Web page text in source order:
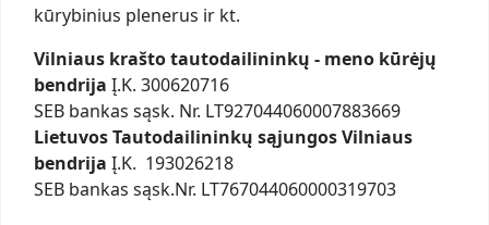
kūrybinius plenerus ir kt.
Vilniaus krašto tautodailininkų - meno kūrėjų
bendrija Į.K. 300620716
SEB bankas sąsk. Nr. LT927044060007883669
Lietuvos Tautodailininkų sąjungos Vilniaus
bendrija Į.K. 193026218
SEB bankas sąsk.Nr. LT767044060000319703